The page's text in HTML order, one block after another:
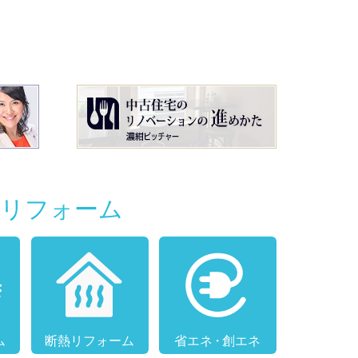
フォーム